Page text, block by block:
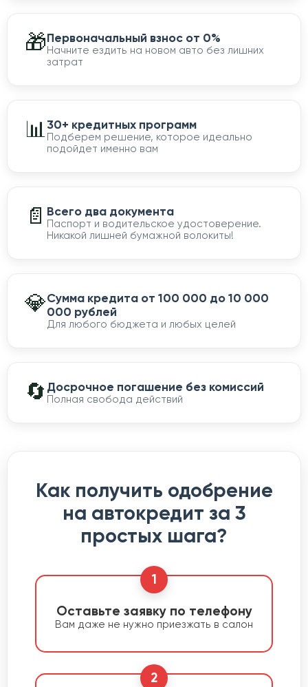
🎁Первоначальный взнос от 0%
Начните ездить на новом авто без лишних
затрат
📊30+ кредитных программ
Подберем решение, которое идеально
подойдет именно вам
📄 Всего два документа
Паспорт и водительское удостоверение.
Никакой лишней бумажной волокиты!
💎Сумма кредита от 100 000 до 10 000
000 рублей
Для любого бюджета и любых целей
🔄 Досрочное погашение без комиссий
Полная свобода действий
Как получить одобрение
на автокредит за 3
простых шага?
1
Оставьте заявку по телефону
Вам даже не нужно приезжать в салон
2